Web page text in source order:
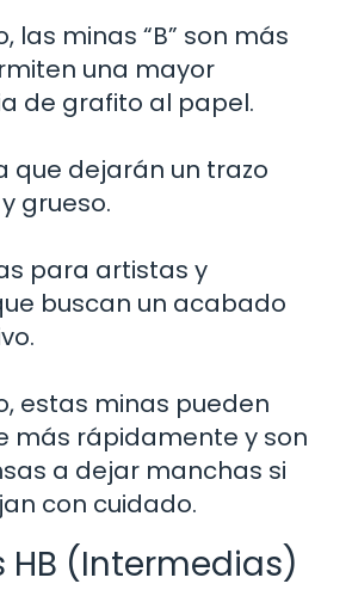
las minas “B” son más
una mayor
de grafito al papel.
que dejarán un trazo
grueso.
para artistas y
buscan un acabado
estas minas pueden
más rápidamente y son
a dejar manchas si
con cuidado.
HB (Intermedias)